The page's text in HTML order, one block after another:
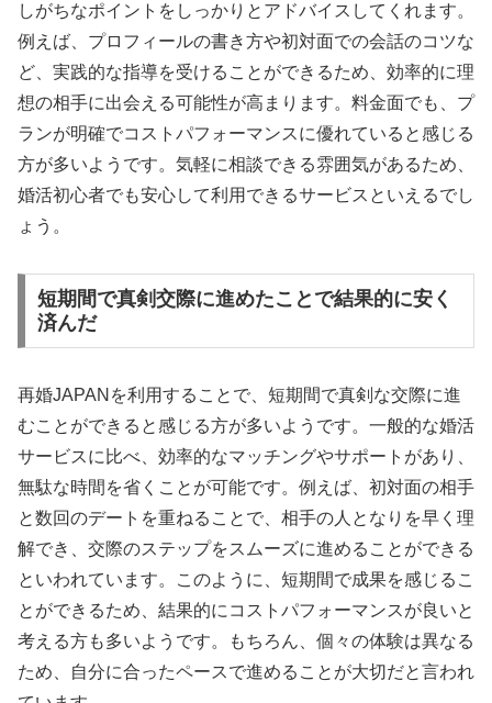
しがちなポイントをしっかりとアドバイスしてくれます。
例えば、プロフィールの書き方や初対面での会話のコツな
ど、実践的な指導を受けることができるため、効率的に理
想の相手に出会える可能性が高まります。料金面でも、プ
ランが明確でコストパフォーマンスに優れていると感じる
方が多いようです。気軽に相談できる雰囲気があるため、
婚活初心者でも安心して利用できるサービスといえるでし
ょう。
短期間で真剣交際に進めたことで結果的に安く
済んだ
再婚JAPANを利用することで、短期間で真剣な交際に進
むことができると感じる方が多いようです。一般的な婚活
サービスに比べ、効率的なマッチングやサポートがあり、
無駄な時間を省くことが可能です。例えば、初対面の相手
と数回のデートを重ねることで、相手の人となりを早く理
解でき、交際のステップをスムーズに進めることができる
といわれています。このように、短期間で成果を感じるこ
とができるため、結果的にコストパフォーマンスが良いと
考える方も多いようです。もちろん、個々の体験は異なる
ため、自分に合ったペースで進めることが大切だと言われ